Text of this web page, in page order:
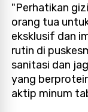
"Perhatikan
orang tua
eksklusif dan
rutin di
sanitasi dan
yang
aktip minum